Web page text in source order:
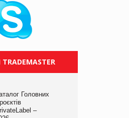
Головних
–